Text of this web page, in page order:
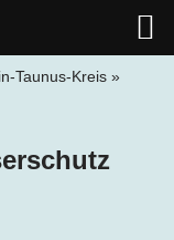
Taunus-Kreis »